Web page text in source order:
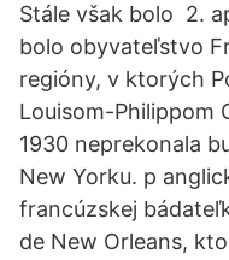
Stále však bolo 2.
bolo obyvateľstvo
regióny, v ktorých
Louisom-Philippom
1930 neprekonala
New Yorku. p
francúzskej
de New Orleans,